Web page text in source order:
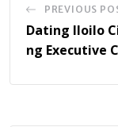
PREVIOUS
Dating Iloilo
ng Executive